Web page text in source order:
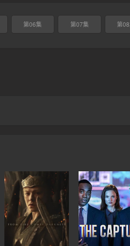
第06集 第07集 第